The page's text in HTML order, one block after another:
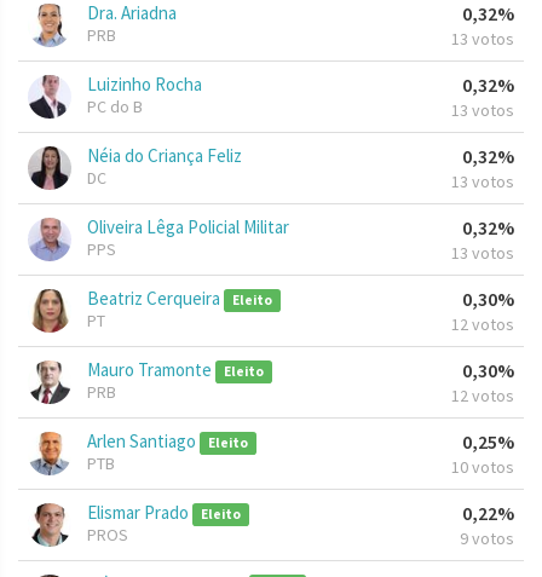
Dra. Ariadna
PRB
0,32%
13 votos
Luizinho Rocha
PC do B
0,32%
13 votos
Néia do Criança Feliz
DC
0,32%
13 votos
Oliveira Lêga Policial Militar
PPS
0,32%
13 votos
Beatriz Cerqueira Eleito
PT
0,30%
12 votos
Mauro Tramonte Eleito
PRB
0,30%
12 votos
Arlen Santiago Eleito
PTB
0,25%
10 votos
Elismar Prado Eleito
PROS
0,22%
9 votos